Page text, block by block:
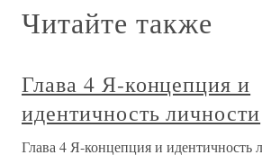
Читайте также
Глава 4 Я-концепция и
идентичность личности
Глава 4 Я-концепция и идентичность